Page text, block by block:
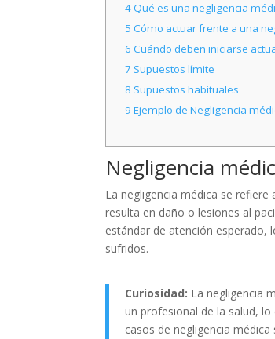
4Qué es una negligencia
5 Cómo actuar frente a una
6 Cuándo deben iniciarse
7 Supuestos límite
8 Supuestos habituales
9 Ejemplo de Negligencia
Negligencia
La negligencia médica se
resulta en daño o lesiones al
estándar de atención esperado,
sufridos.
Curiosidad: La negligencia
un profesional de la salud,
casos de negligencia